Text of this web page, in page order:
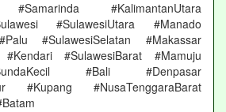
#Samarinda #KalimantanUtara
#SulawesiUtara #Manado
#SulawesiSelatan #Makassar
#Kendari #SulawesiBarat #Mamuju
#Bali #Denpasar
#Kupang #NusaTenggaraBarat